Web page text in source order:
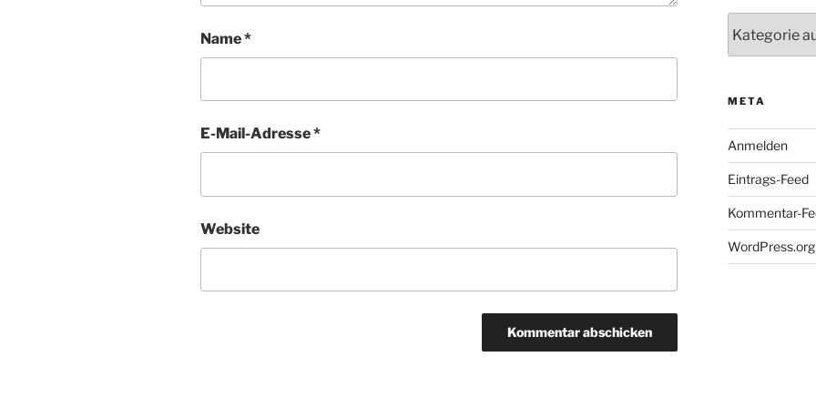
Name*
E-Mail-Adresse*
Website
META
Anmelden
Eintrags-Feed
Kommentar-
WordPress.org